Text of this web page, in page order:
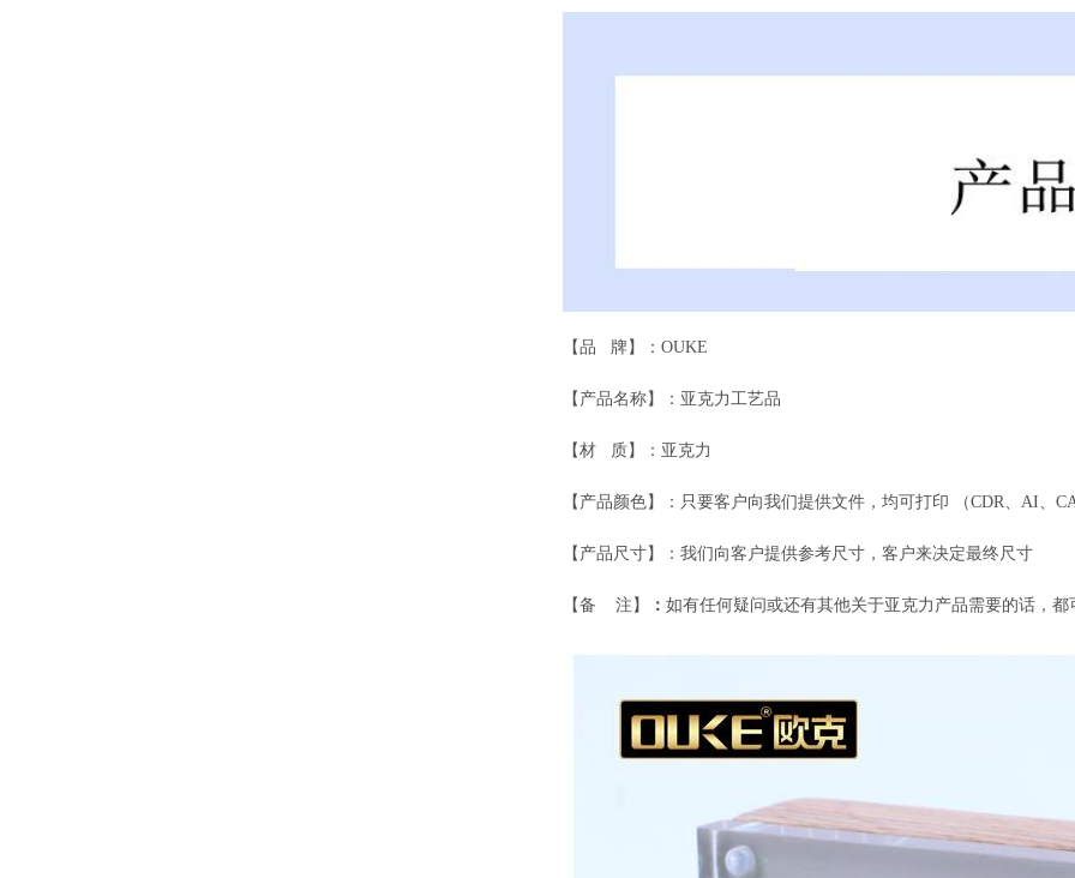
【品 牌】：OUKE
【产品名称】：亚克力工艺品
【材 质】：亚克力
【产品颜色】：只要客户向我们提供文件，均可打印 （CDR、AI、
【产品尺寸】：我们向客户提供参考尺寸，客户来决定最终尺寸
【备 注】 ： 如有任何疑问或还有其他关于亚克力产品需要的话，都